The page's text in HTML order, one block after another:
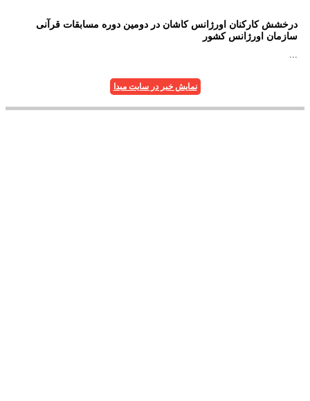
درخشش کارکنان اورژانس کاشان در دومین دوره مسابقات قرآنی
سازمان اورژانس کشور
نمایش خبر در سایت مبدا